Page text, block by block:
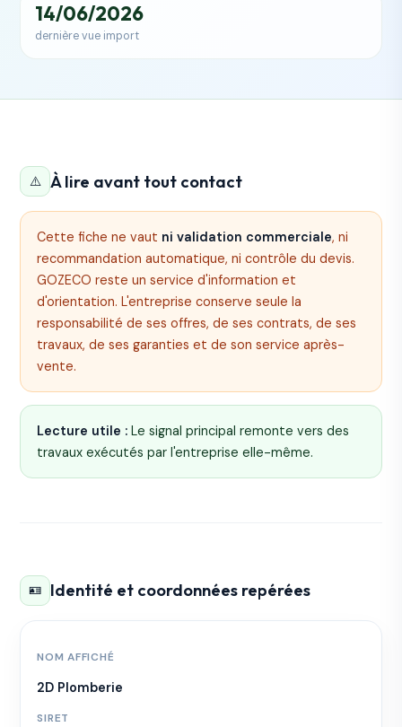
14/06/2026
dernière vue import
⚠️ À lire avant tout contact
Cette fiche ne vaut ni validation commerciale, ni
recommandation automatique, ni contrôle du devis.
GOZECO reste un service d'information et
d'orientation. L'entreprise conserve seule la
responsabilité de ses offres, de ses contrats, de ses
travaux, de ses garanties et de son service après-
vente.
Lecture utile : Le signal principal remonte vers des
travaux exécutés par l'entreprise elle-même.
🪪 Identité et coordonnées repérées
NOM AFFICHÉ
2D Plomberie
SIRET